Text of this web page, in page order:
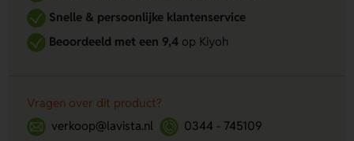
Snelle & persoonlijke klantenservice
Beoordeeld met een 9,4op Kiyoh
Vragen over dit product?
verkoop@lavista.nl
0344 - 745109